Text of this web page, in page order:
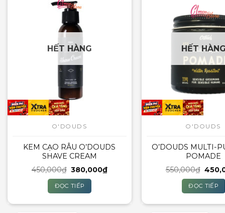
HẾT HÀNG
O'DOUDS
KEM CẠO RÂU O’DOUDS
SHAVE CREAM
450,000₫ Giá
là:
450,000₫.
380,000₫Giá
ĐỌC TIẾP
HẾT HÀNG
O'DOUDS
O’DOUDS MULTI-
POMADE
550,000₫ Giá
là:
ĐỌC TIẾP